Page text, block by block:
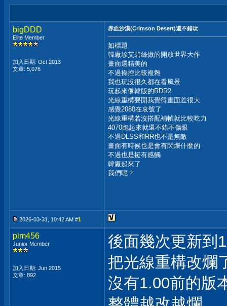
bigDDD
Elite Member
加入日期: Oct 2013
文章: 5,076
赤血沙漠(Crimson Desert)還不錯玩
如標題
韓廠珍艾碧絲做的開放世界大作
畫面還精美的
不過操控比較複雜
我也玩沒很久都在看風景
玩起來像韓版的RDR2
光線重構要開我覺得畫面差很大
感覺2080在哀號了
光線重構若沒搭配補幀就比較吃力
4070跑起來就還不錯不傷眼
不過DLSS和RR也不是無敵
畫面有時候也是會有閃爍什麼的
不過也是挺有感觸
韓廠起來了
我們呢？
2026-03-31, 10:42 AM #1
plm456
Junior Member
加入日期: Jun 2015
文章: 892
後面幾次更新到
把光線重構改爛
沒有1.00前的版